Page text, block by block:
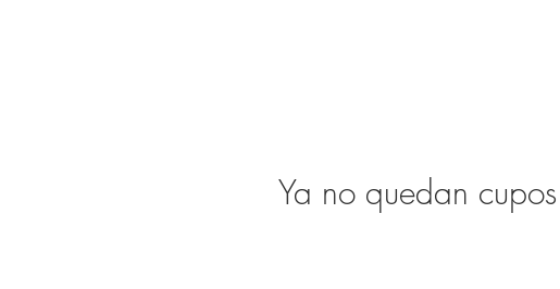
Ya no quedan